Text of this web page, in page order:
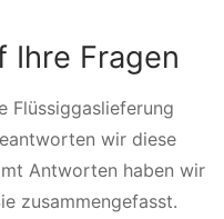
Ihre Fragen
Flüssiggaslieferung
wir diese
Antworten haben wir
zusammengefasst.